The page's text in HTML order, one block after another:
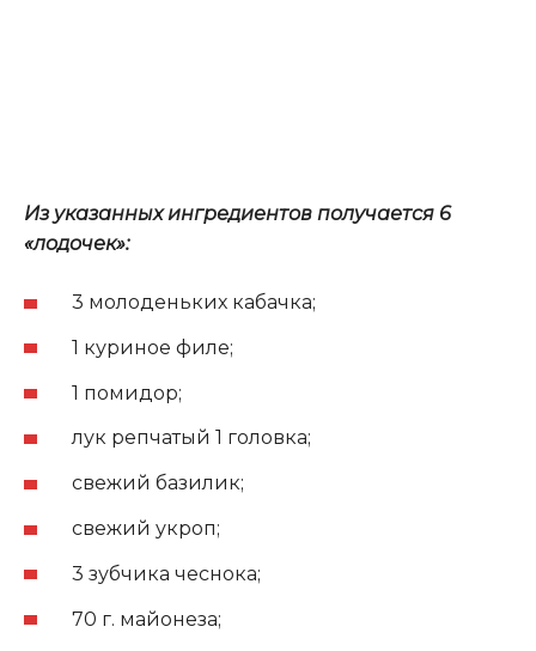
Из указанных ингредиентов получается 6
«лодочек»:
3 молоденьких кабачка;
1 куриное филе;
1 помидор;
лук репчатый 1 головка;
свежий базилик;
свежий укроп;
3 зубчика чеснока;
70 г. майонеза;